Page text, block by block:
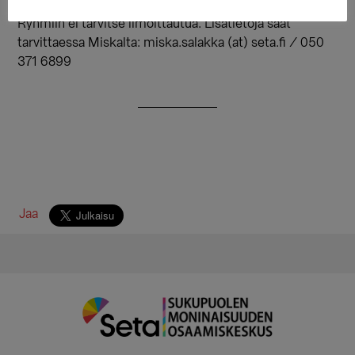
Ryhmiin ei tarvitse ilmoittautua. Lisätietoja saat
tarvittaessa Miskalta: miska.salakka (at) seta.fi / 050
371 6899
Jaa